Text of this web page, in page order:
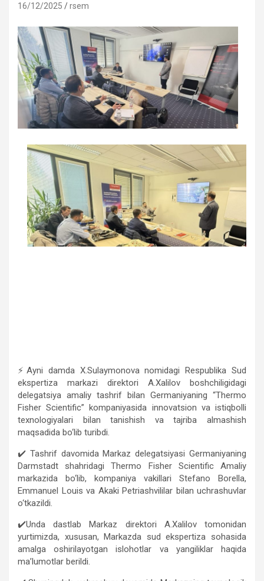
16/12/2025 rsem
⚡️Ayni damda X.Sulaymonova nomidagi Respublika Sud
ekspertiza markazi direktori A.Xalilov boshchiligidagi
delegatsiya amaliy tashrif bilan Germaniyaning “Thermo
Fisher Scientific” kompaniyasida innovatsion va istiqbolli
texnologiyalari bilan tanishish va tajriba almashish
maqsadida bo‘lib turibdi.
✔️ Tashrif davomida Markaz delegatsiyasi Germaniyaning
Darmstadt shahridagi Thermo Fisher Scientific Amaliy
markazida bo‘lib, kompaniya vakillari Stefano Borella,
Emmanuel Louis va Akaki Petriashvililar bilan uchrashuvlar
o‘tkazildi.
✔️Unda dastlab Markaz direktori A.Xalilov tomonidan
yurtimizda, xususan, Markazda sud ekspertiza sohasida
amalga oshirilayotgan islohotlar va yangiliklar haqida
ma’lumotlar berildi.